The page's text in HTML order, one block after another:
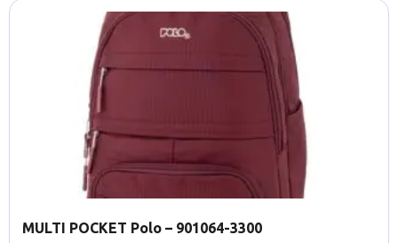
MULTI POCKET Polo – 901064-3300